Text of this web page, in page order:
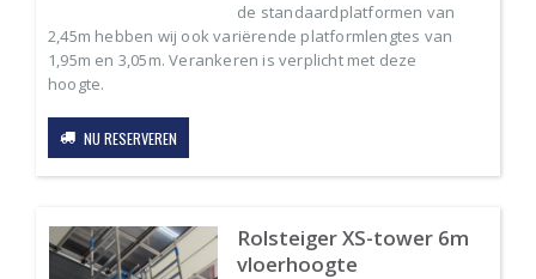
de standaardplatformen van
2,45m hebben wij ook variërende platformlengtes van
1,95m en 3,05m. Verankeren is verplicht met deze
hoogte.
NU RESERVEREN
Rolsteiger XS-tower 6m
vloerhoogte